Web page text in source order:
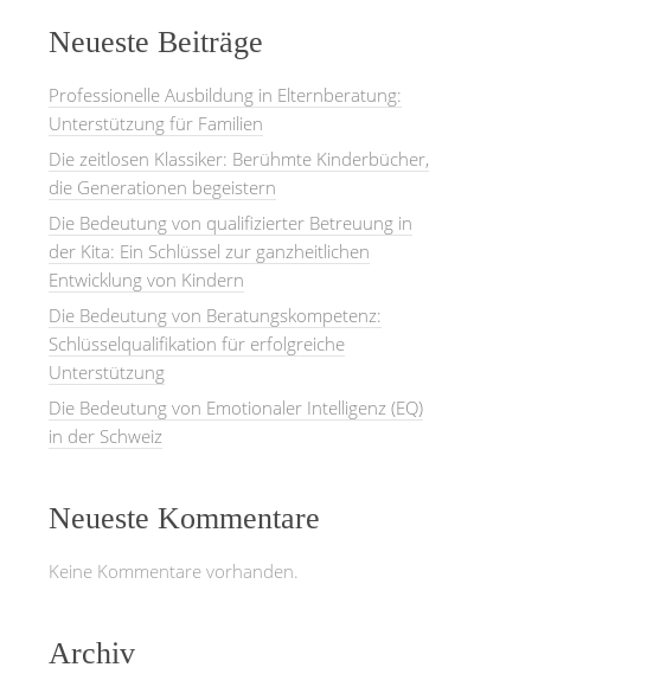
Neueste Beiträge
Professionelle Ausbildung in Elternberatung:
Unterstützung für Familien
Die zeitlosen Klassiker: Berühmte Kinderbücher,
die Generationen begeistern
Die Bedeutung von qualifizierter Betreuung in
der Kita: Ein Schlüssel zur ganzheitlichen
Entwicklung von Kindern
Die Bedeutung von Beratungskompetenz:
Schlüsselqualifikation für erfolgreiche
Unterstützung
Die Bedeutung von Emotionaler Intelligenz (EQ)
in der Schweiz
Neueste Kommentare
Keine Kommentare vorhanden.
Archiv